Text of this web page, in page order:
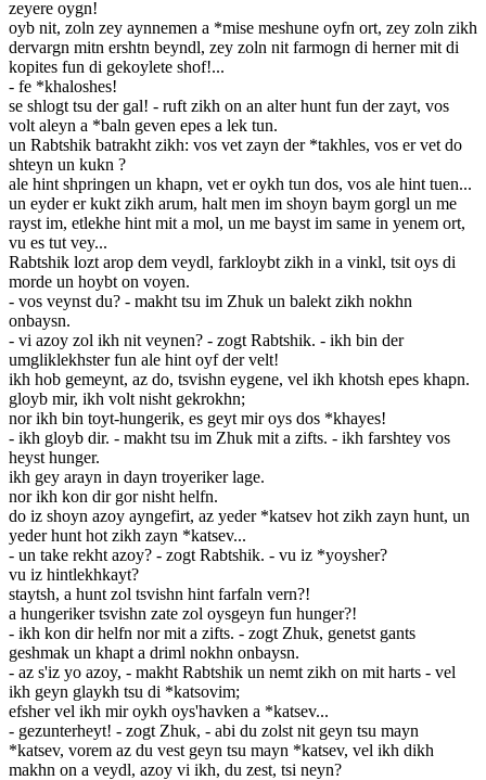
zeyere oygn!
oyb nit, zoln zey aynnemen a *mise meshune oyfn ort, zey zoln zikh
dervargn mitn ershtn beyndl, zey zoln nit farmogn di herner mit di
kopites fun di gekoylete shof!...
- fe *khaloshes!
se shlogt tsu der gal! - ruft zikh on an alter hunt fun der zayt, vos
volt aleyn a *baln geven epes a lek tun.
un Rabtshik batrakht zikh: vos vet zayn der *takhles, vos er vet do
shteyn un kukn ?
ale hint shpringen un khapn, vet er oykh tun dos, vos ale hint tuen...
un eyder er kukt zikh arum, halt men im shoyn baym gorgl un me
rayst im, etlekhe hint mit a mol, un me bayst im same in yenem ort,
vu es tut vey...
Rabtshik lozt arop dem veydl, farkloybt zikh in a vinkl, tsit oys di
morde un hoybt on voyen.
- vos veynst du? - makht tsu im Zhuk un balekt zikh nokhn
onbaysn.
- vi azoy zol ikh nit veynen? - zogt Rabtshik. - ikh bin der
umgliklekhster fun ale hint oyf der velt!
ikh hob gemeynt, az do, tsvishn eygene, vel ikh khotsh epes khapn.
gloyb mir, ikh volt nisht gekrokhn;
nor ikh bin toyt-hungerik, es geyt mir oys dos *khayes!
- ikh gloyb dir. - makht tsu im Zhuk mit a zifts. - ikh farshtey vos
heyst hunger.
ikh gey arayn in dayn troyeriker lage.
nor ikh kon dir gor nisht helfn.
do iz shoyn azoy ayngefirt, az yeder *katsev hot zikh zayn hunt, un
yeder hunt hot zikh zayn *katsev...
- un take rekht azoy? - zogt Rabtshik. - vu iz *yoysher?
vu iz hintlekhkayt?
staytsh, a hunt zol tsvishn hint farfaln vern?!
a hungeriker tsvishn zate zol oysgeyn fun hunger?!
- ikh kon dir helfn nor mit a zifts. - zogt Zhuk, genetst gants
geshmak un khapt a driml nokhn onbaysn.
- az s'iz yo azoy, - makht Rabtshik un nemt zikh on mit harts - vel
ikh geyn glaykh tsu di *katsovim;
efsher vel ikh mir oykh oys'havken a *katsev...
- gezunterheyt! - zogt Zhuk, - abi du zolst nit geyn tsu mayn
*katsev, vorem az du vest geyn tsu mayn *katsev, vel ikh dikh
makhn on a veydl, azoy vi ikh, du zest, tsi neyn?